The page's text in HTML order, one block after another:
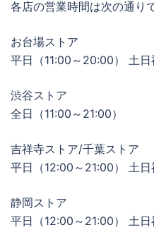
各店の営業時間は次の通り
お台場ストア
平日（11:00～20:00） 土日
渋谷ストア
全日（11:00～21:00）
吉祥寺ストア/千葉ストア
平日（12:00～21:00） 土日
静岡ストア
平日（12:00～21:00） 土日